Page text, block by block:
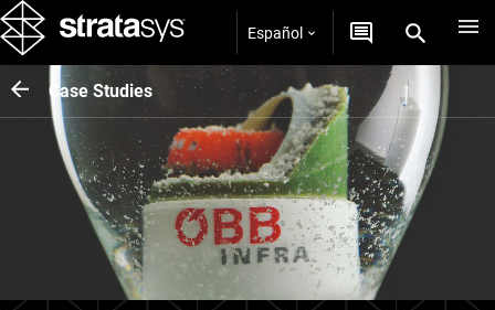
Español
Case Studies